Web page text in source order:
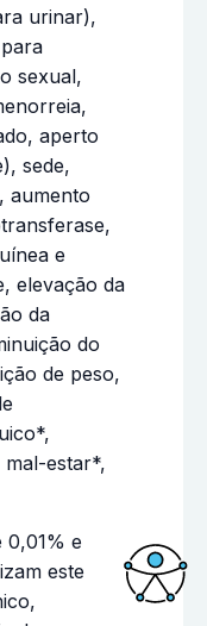
urinar),
sexual,
aperto
sede,
aumento
e
elevação da
da
do
de peso,
estar*,
e
este